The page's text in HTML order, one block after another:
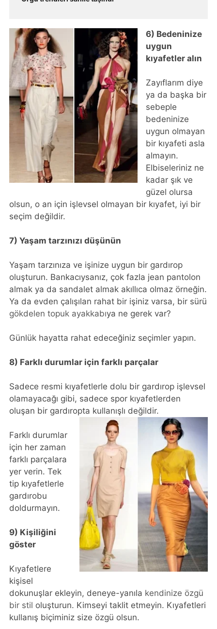
6) Bedeninize
uygun
kıyafetler alın
Zayıflarım diye
ya da başka bir
sebeple
bedeninize
uygun olmayan
bir kıyafeti asla
almayın.
Elbiseleriniz ne
kadar şık ve
güzel olursa
olsun, o an için işlevsel olmayan bir kıyafet, iyi bir
seçim değildir.
7) Yaşam tarzınızı düşünün
Yaşam tarzınıza ve işinize uygun bir gardırop
oluşturun. Bankacıysanız, çok fazla jean pantolon
almak ya da sandalet almak akıllıca olmaz örneğin.
Ya da evden çalışılan rahat bir işiniz varsa, bir sürü
gökdelen topuk ayakkabıya ne gerek var?
Günlük hayatta rahat edeceğiniz seçimler yapın.
8) Farklı durumlar için farklı parçalar
Sadece resmi kıyafetlerle dolu bir gardırop işlevsel
olamayacağı gibi, sadece spor kıyafetlerden
oluşan bir gardıropta kullanışlı değildir.
Farklı durumlar
için her zaman
farklı parçalara
yer verin. Tek
tip kıyafetlerle
gardırobu
doldurmayın.
9) Kişiliğini
göster
Kıyafetlere
kişisel
dokunuşlar ekleyin, deneye-yanıla kendinize özgü
bir stil oluşturun. Kimseyi taklit etmeyin. Kıyafetleri
kullanış biçiminiz size özgü olsun.